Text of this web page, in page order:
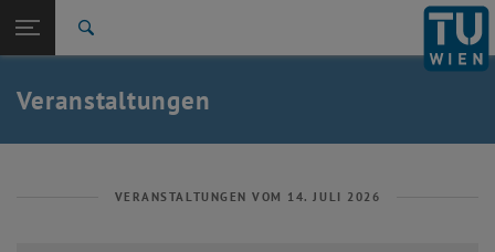
TU Login
Quicklinks
Quicklinks-Menü umschalten
Studium
Karriere
Zurück: Subseiten von Aktuelles auflisten
Aktuelles
Veranstaltungen
VERANSTALTUNGEN VOM 14. JULI 2026